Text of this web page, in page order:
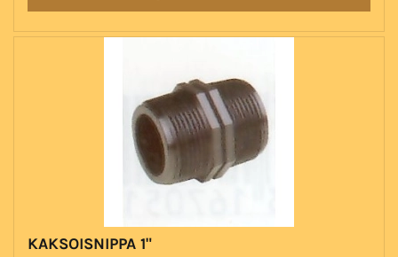
KAKSOISNIPPA 1"